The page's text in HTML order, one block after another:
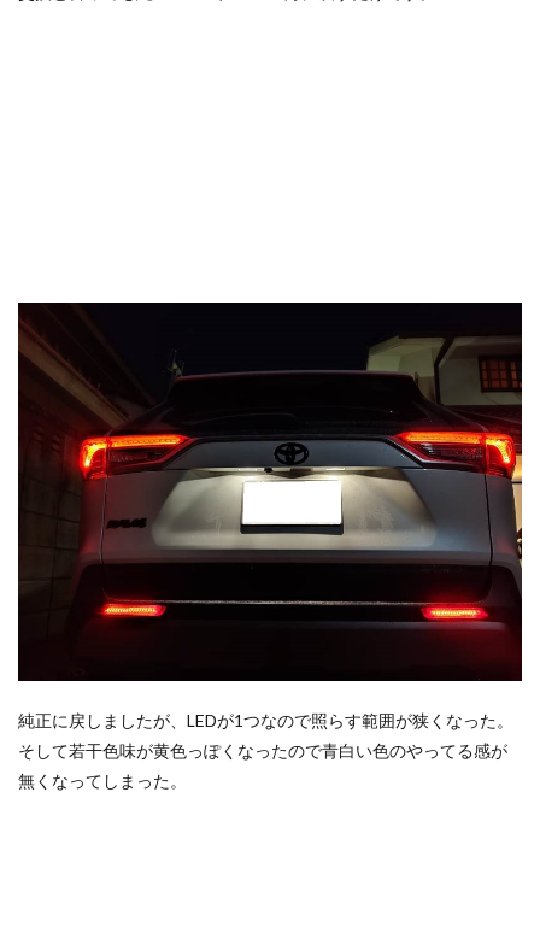
純正に戻しましたが、LEDが1つなので照らす範囲が狭くなった。
そして若干色味が黄色っぽくなったので青白い色のやってる感が
無くなってしまった。